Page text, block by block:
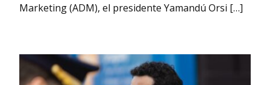
Marketing (ADM), el presidente Yamandú Orsi […]